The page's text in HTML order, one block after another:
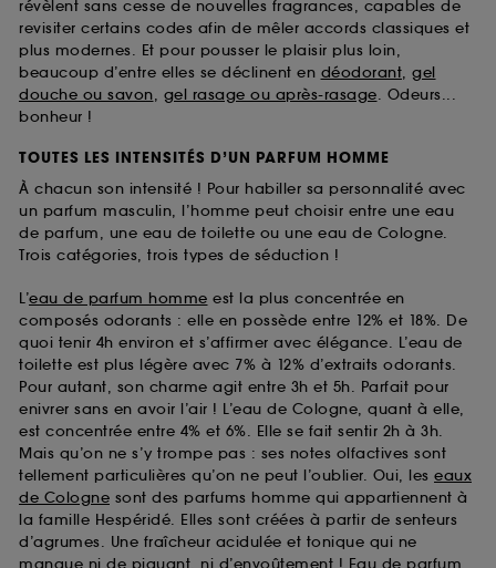
révèlent sans cesse de nouvelles fragrances, capables de
revisiter certains codes afin de mêler accords classiques et
plus modernes. Et pour pousser le plaisir plus loin,
beaucoup d’entre elles se déclinent en déodorant, gel
douche ou savon, gel rasage ou après-rasage. Odeurs...
bonheur !
TOUTES LES INTENSITÉS D’UN PARFUM HOMME
À chacun son intensité ! Pour habiller sa personnalité avec
un parfum masculin, l’homme peut choisir entre une eau
de parfum, une eau de toilette ou une eau de Cologne.
Trois catégories, trois types de séduction !
L’eau de parfum homme est la plus concentrée en
composés odorants : elle en possède entre 12% et 18%. De
quoi tenir 4h environ et s’affirmer avec élégance. L’eau de
toilette est plus légère avec 7% à 12% d’extraits odorants.
Pour autant, son charme agit entre 3h et 5h. Parfait pour
enivrer sans en avoir l’air ! L’eau de Cologne, quant à elle,
est concentrée entre 4% et 6%. Elle se fait sentir 2h à 3h.
Mais qu’on ne s’y trompe pas : ses notes olfactives sont
tellement particulières qu’on ne peut l’oublier. Oui, les eaux
de Cologne sont des parfums homme qui appartiennent à
la famille Hespéridé. Elles sont créées à partir de senteurs
d’agrumes. Une fraîcheur acidulée et tonique qui ne